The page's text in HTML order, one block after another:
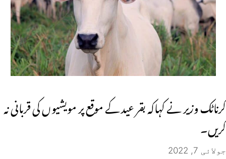
کرناٹک وزیر نے کہاکہ بقر عید کے موقع پر مویشیوں کی قربانی نہ
کریں۔
جولائی 7, 2022